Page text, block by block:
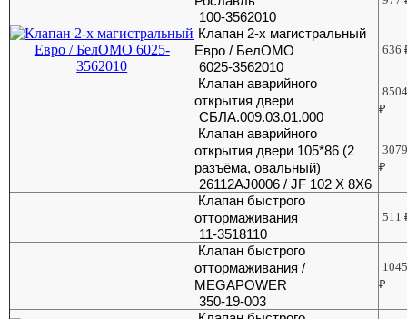
100-3562010
Клапан 2-х магистральный
Евро / БелОМО
6025-3562010
636
Клапан аварийного
открытия двери
СБЛА.009.03.01.000
₽
Клапан аварийного
открытия двери 105*86 (2
разъёма, овальный)
26112AJ0006 / JF 102 X 8X6
₽
Клапан быстрого
оттормаживания
11-3518110
511
Клапан быстрого
оттормаживания /
MEGAPOWER
350-19-003
₽